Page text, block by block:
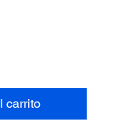
carrito